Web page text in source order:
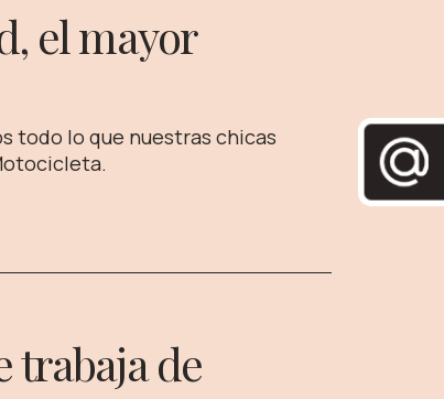
el mayor
todo lo que nuestras chicas
trabaja de